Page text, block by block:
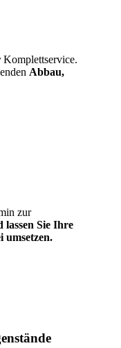
Komplettservice.
Abbau,
zur
lassen Sie Ihre
umsetzen.